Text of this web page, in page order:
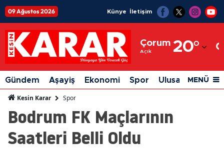
09 Ağustos 2026 Künye İletişim
Çorum
Açık 20°
Adıyaman
Afyonkarahisar
Ağrı
Amasya
Gündem Aşayiş Ekonomi Spor Ulusal Siyaset
MENÜ
Kesin Karar Spor
Bodrum FK Maçlarının
Saatleri Belli Oldu